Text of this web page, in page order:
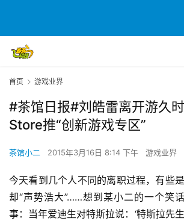
首页 游戏业界
#茶馆日报#刘皓雷离开游久
Store推“创新游戏专区”
茶馆小二 2015年3月16日 8:14 下午 游戏业界
今天看到几个人不同的离职过程，有些
却“声势浩大”……想到某小二的一个笑
事：当年爱迪生对特斯拉说：‘特斯拉先